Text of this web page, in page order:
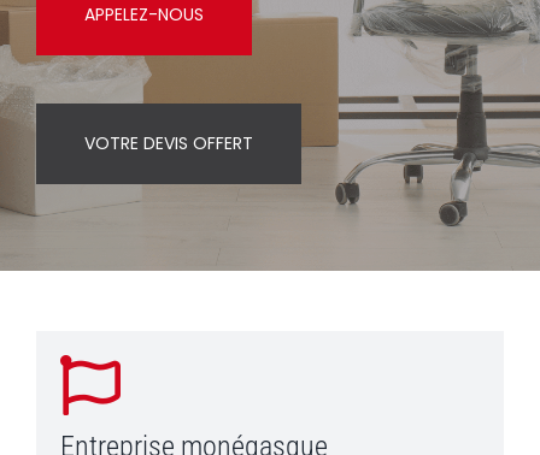
APPELEZ-NOUS
VOTRE DEVIS OFFERT
Entreprise monégasque